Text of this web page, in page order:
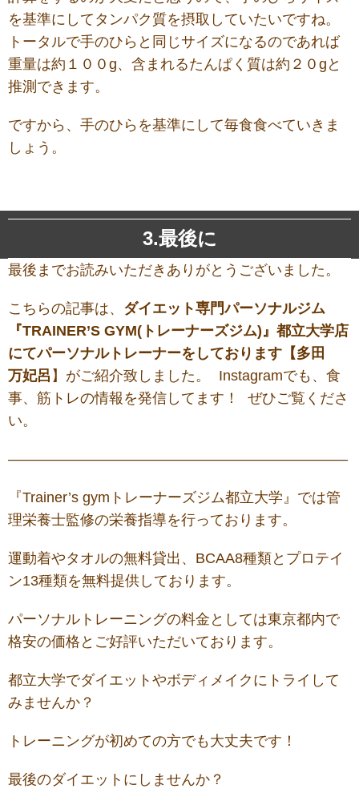
を基準にしてタンパク質を摂取していたいですね。
トータルで手のひらと同じサイズになるのであれば
重量は約１００g、含まれるたんぱく質は約２０gと
推測できます。
ですから、手のひらを基準にして毎食食べていきま
しょう。
3.最後に
最後までお読みいただきありがとうございました。
こちらの記事は、 ダイエット専門パーソナルジム
『TRAINER’S GYM(トレーナーズジム)』都立大学店
にてパーソナルトレーナーをしております【多田
万妃呂 】がご紹介致しました。 Instagramでも、食
事、筋トレの情報を発信してます！ ぜひご覧くださ
い。
———————————————————————–
『Trainer’s gymトレーナーズジム都立大学』では管
理栄養士監修の栄養指導を行っております。
運動着やタオルの無料貸出、BCAA8種類とプロテイ
ン13種類を無料提供しております。
パーソナルトレーニングの料金としては東京都内で
格安の価格とご好評いただいております。
都立大学でダイエットやボディメイクにトライして
みませんか？
トレーニングが初めての方でも大丈夫です！
最後のダイエットにしませんか？